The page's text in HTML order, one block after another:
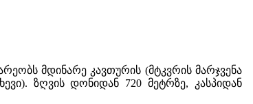
მდინარე კავთურის (მტკვრის მარჯვენა
ზღვის დონიდან 720 მეტრზე, კასპიდან